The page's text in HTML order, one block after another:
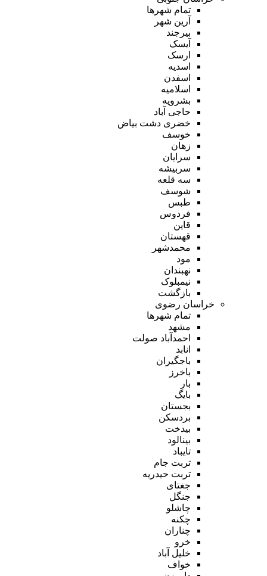
تمام شهر‌ها
آرین شهر
بیرجند
آیسک
ارسک
اسدیه
اسفدن
اسلامیه
بشرویه
حاجی آباد
خضری دشت بیاض
خوسف
زهان
سرایان
سربیشه
سه قلعه
شوسف
طبس
فردوس
قاین
قهستان
محمدشهر
مود
نهبندان
نیمبلوک
بازگشت
خراسان رضوی
تمام شهر‌ها
مشهد
احمدآباد صولت
انابد
باجگیران
باخرز
بار
بایگ
بجستان
بردسکن
بیدخت
بینالود
تایباد
تربت جام
تربت حیدریه
جغتای
جنگل
چاشلو
چکنه
چناران
خرو
خلیل آباد
خواف